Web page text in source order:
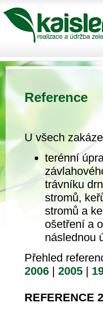
Reference
U všech
terénní
trávníku
stromů,
stromů a
ošetření a
následnou
Přehled
2006| 2005|
REFERENCE